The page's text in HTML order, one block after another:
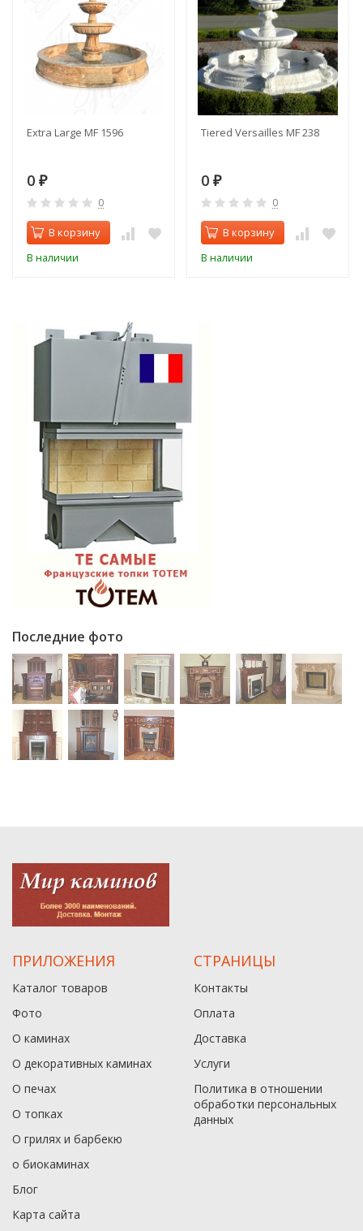
Extra Large MF 1596
0 ₽
0
В корзину
В наличии
Tiered Versailles MF 238
0 ₽
0
В корзину
В наличии
Последние фото
ПРИЛОЖЕНИЯ
Каталог товаров
Фото
О каминах
О декоративных каминах
О печах
О топках
О грилях и барбекю
о биокаминах
Блог
Карта сайта
СТРАНИЦЫ
Контакты
Оплата
Доставка
Услуги
Политика в отношении
обработки персональных
данныx